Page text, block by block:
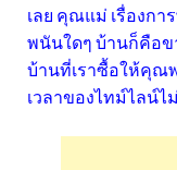
เลย คุณแม่ เรื่องก
พนันใดๆ บ้านก็คือ
บ้านที่เราซื้อให้คุณ
เวลาของไทม์ไลน์ไ